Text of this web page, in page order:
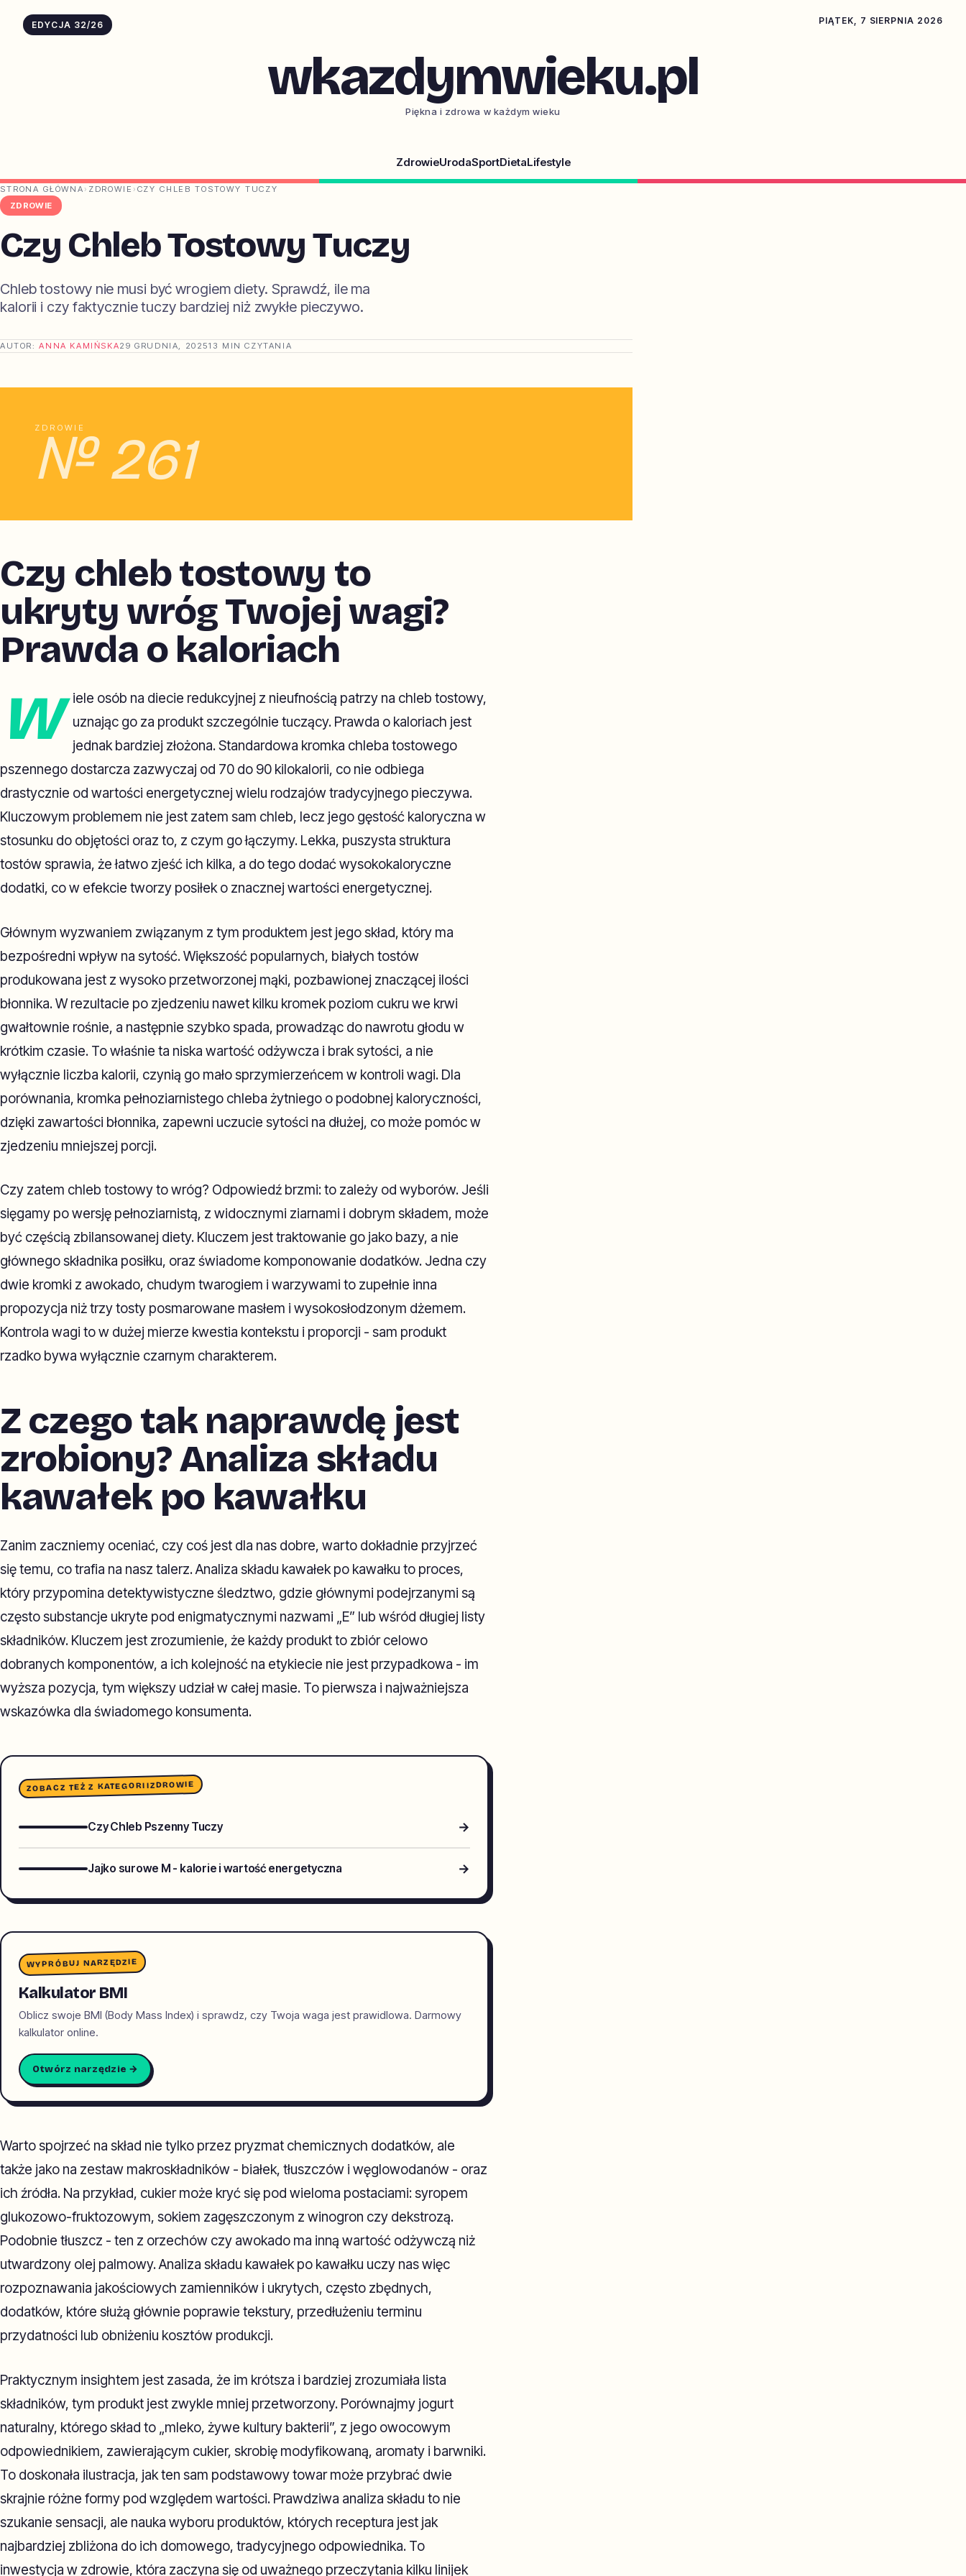
EDYCJA 32/26 PIĄTEK, 7 SIERPNIA 2026
wkazdymwieku.pl
Piękna i zdrowa w każdym wieku
ZdrowieUrodaSportDietaLifestyle
STRONA GŁÓWNA › ZDROWIE › CZY CHLEB TOSTOWY TUCZY
ZDROWIE
Czy Chleb Tostowy Tuczy
Chleb tostowy nie musi być wrogiem diety. Sprawdź, ile ma
kalorii i czy faktycznie tuczy bardziej niż zwykłe pieczywo.
AUTOR:ANNA KAMIŃSKA29 GRUDNIA, 202513 MIN CZYTANIA
ZDROWIE
№ 261
Czy chleb tostowy to
ukryty wróg Twojej wagi?
Prawda o kaloriach
W
iele osób na diecie redukcyjnej z nieufnością patrzy na chleb tostowy,
uznając go za produkt szczególnie tuczący. Prawda o kaloriach jest
jednak bardziej złożona. Standardowa kromka chleba tostowego
pszennego dostarcza zazwyczaj od 70 do 90 kilokalorii, co nie odbiega
drastycznie od wartości energetycznej wielu rodzajów tradycyjnego pieczywa.
Kluczowym problemem nie jest zatem sam chleb, lecz jego gęstość kaloryczna w
stosunku do objętości oraz to, z czym go łączymy. Lekka, puszysta struktura
tostów sprawia, że łatwo zjeść ich kilka, a do tego dodać wysokokaloryczne
dodatki, co w efekcie tworzy posiłek o znacznej wartości energetycznej.
Głównym wyzwaniem związanym z tym produktem jest jego skład, który ma
bezpośredni wpływ na sytość. Większość popularnych, białych tostów
produkowana jest z wysoko przetworzonej mąki, pozbawionej znaczącej ilości
błonnika. W rezultacie po zjedzeniu nawet kilku kromek poziom cukru we krwi
gwałtownie rośnie, a następnie szybko spada, prowadząc do nawrotu głodu w
krótkim czasie. To właśnie ta niska wartość odżywcza i brak sytości, a nie
wyłącznie liczba kalorii, czynią go mało sprzymierzeńcem w kontroli wagi. Dla
porównania, kromka pełnoziarnistego chleba żytniego o podobnej kaloryczności,
dzięki zawartości błonnika, zapewni uczucie sytości na dłużej, co może pomóc w
zjedzeniu mniejszej porcji.
Czy zatem chleb tostowy to wróg? Odpowiedź brzmi: to zależy od wyborów. Jeśli
sięgamy po wersję pełnoziarnistą, z widocznymi ziarnami i dobrym składem, może
być częścią zbilansowanej diety. Kluczem jest traktowanie go jako bazy, a nie
głównego składnika posiłku, oraz świadome komponowanie dodatków. Jedna czy
dwie kromki z awokado, chudym twarogiem i warzywami to zupełnie inna
propozycja niż trzy tosty posmarowane masłem i wysokosłodzonym dżemem.
Kontrola wagi to w dużej mierze kwestia kontekstu i proporcji - sam produkt
rzadko bywa wyłącznie czarnym charakterem.
Z czego tak naprawdę jest
zrobiony? Analiza składu
kawałek po kawałku
Zanim zaczniemy oceniać, czy coś jest dla nas dobre, warto dokładnie przyjrzeć
się temu, co trafia na nasz talerz. Analiza składu kawałek po kawałku to proces,
który przypomina detektywistyczne śledztwo, gdzie głównymi podejrzanymi są
często substancje ukryte pod enigmatycznymi nazwami „E” lub wśród długiej listy
składników. Kluczem jest zrozumienie, że każdy produkt to zbiór celowo
dobranych komponentów, a ich kolejność na etykiecie nie jest przypadkowa - im
wyższa pozycja, tym większy udział w całej masie. To pierwsza i najważniejsza
wskazówka dla świadomego konsumenta.
ZOBACZ TEŻ Z KATEGORIIZDROWIE
Czy Chleb Pszenny Tuczy →
Jajko surowe M - kalorie i wartość energetyczna →
WYPRÓBUJ NARZĘDZIE
Kalkulator BMI
Oblicz swoje BMI (Body Mass Index) i sprawdz, czy Twoja waga jest prawidlowa. Darmowy
kalkulator online.
Otwórz narzędzie →
Warto spojrzeć na skład nie tylko przez pryzmat chemicznych dodatków, ale
także jako na zestaw makroskładników - białek, tłuszczów i węglowodanów - oraz
ich źródła. Na przykład, cukier może kryć się pod wieloma postaciami: syropem
glukozowo-fruktozowym, sokiem zagęszczonym z winogron czy dekstrozą.
Podobnie tłuszcz - ten z orzechów czy awokado ma inną wartość odżywczą niż
utwardzony olej palmowy. Analiza składu kawałek po kawałku uczy nas więc
rozpoznawania jakościowych zamienników i ukrytych, często zbędnych,
dodatków, które służą głównie poprawie tekstury, przedłużeniu terminu
przydatności lub obniżeniu kosztów produkcji.
Praktycznym insightem jest zasada, że im krótsza i bardziej zrozumiała lista
składników, tym produkt jest zwykle mniej przetworzony. Porównajmy jogurt
naturalny, którego skład to „mleko, żywe kultury bakterii”, z jego owocowym
odpowiednikiem, zawierającym cukier, skrobię modyfikowaną, aromaty i barwniki.
To doskonała ilustracja, jak ten sam podstawowy towar może przybrać dwie
skrajnie różne formy pod względem wartości. Prawdziwa analiza składu to nie
szukanie sensacji, ale nauka wyboru produktów, których receptura jest jak
najbardziej zbliżona do ich domowego, tradycyjnego odpowiednika. To
inwestycja w zdrowie, która zaczyna się od uważnego przeczytania kilku linijek